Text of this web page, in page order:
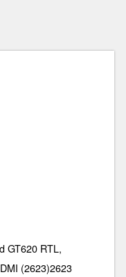
GT620 RTL,
(2623)2623